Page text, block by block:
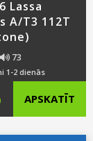
Lassa
A/T3 112T
73
1-2 dienās
APSKATĪT